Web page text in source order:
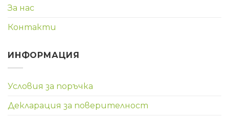
За нас
Контакти
ИНФОРМАЦИЯ
Условия за поръчка
Декларация за поверителност